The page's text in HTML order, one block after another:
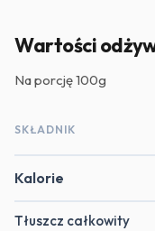
Wartości
Na porcję100g
SKŁADNIK
Kalorie
Tłuszcz całkowity